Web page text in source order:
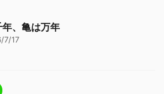
、亀は万年
7/17